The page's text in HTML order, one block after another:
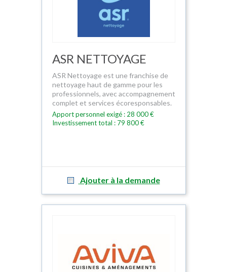
ASR NETTOYAGE
ASR Nettoyage est une franchise de
nettoyage haut de gamme pour les
professionnels, avec accompagnement
complet et services écoresponsables.
Apport personnel exigé : 28 000 €
Investissement total : 79 800 €
Ajouter à la demande